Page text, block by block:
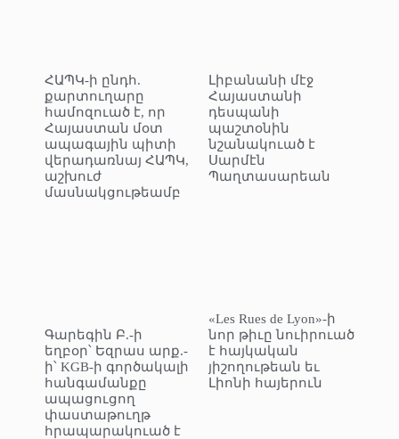
ՀԱՊԿ-ի ընդհ.
քարտուղարը
համոզուած է, որ
Հայաստան մօտ
ապագային պիտի
վերադառնայ ՀԱՊԿ,
աշխուժ
մասնակցութեամբ
Գարեգին Բ.-ի
եղբօր՝ Եզրաս արք.-
ի՝ KGB-ի գործակալի
հանգամանքը
ապացուցող
փաստաթուղթ
հրապարակուած է
Լիբանանի մէջ
Հայաստանի
դեսպանի
պաշտօնին
նշանակուած է
Սարմէն
Պաղտասարեան
«Les Rues de Lyon»-ի
նոր թիւը նուիրուած
է հայկական
յիշողութեան եւ
Լիոնի հայերուն